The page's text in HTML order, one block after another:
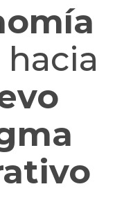
hacia